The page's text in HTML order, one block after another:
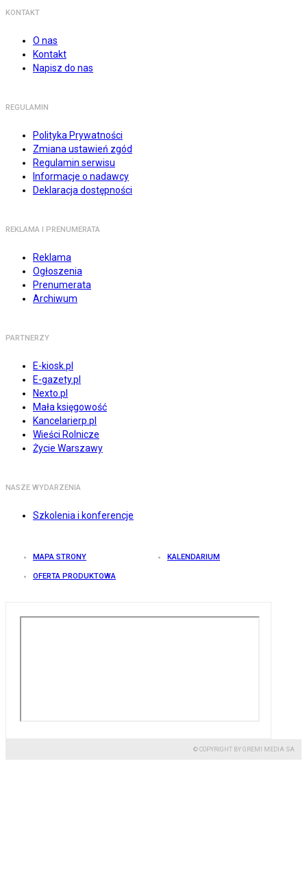
KONTAKT
O nas
Kontakt
Napisz do nas
REGULAMIN
Polityka Prywatności
Zmiana ustawień zgód
Regulamin serwisu
Informacje o nadawcy
Deklaracja dostępności
REKLAMA I PRENUMERATA
Reklama
Ogłoszenia
Prenumerata
Archiwum
PARTNERZY
E-kiosk.pl
E-gazety.pl
Nexto.pl
Mała księgowość
Kancelarierp.pl
Wieści Rolnicze
Życie Warszawy
NASZE WYDARZENIA
Szkolenia i konferencje
MAPA STRONY KALENDARIUM
OFERTA PRODUKTOWA
© COPYRIGHT BY GREMI MEDIA SA